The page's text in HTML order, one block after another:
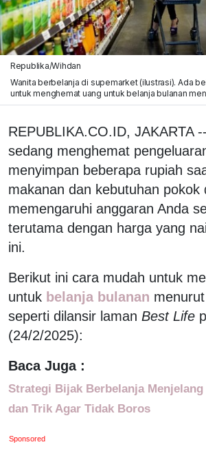
Republika/Wihdan
Wanita berbelanja di supemarket (ilustrasi). Ada
untuk menghemat uang untuk belanja bulanan
REPUBLIKA.CO.ID, JAKARTA
sedang menghemat
menyimpan beberapa rupiah
makanan dan kebutuhan pokok
memengaruhi anggaran Anda
terutama dengan harga yang
ini.
Berikut ini cara mudah untuk
untuk belanja bulanan
seperti dilansir laman Best Life
(24/2/2025):
Baca Juga :
Strategi Bijak Berbelanja
dan Trik Agar Tidak Boros
Sponsored